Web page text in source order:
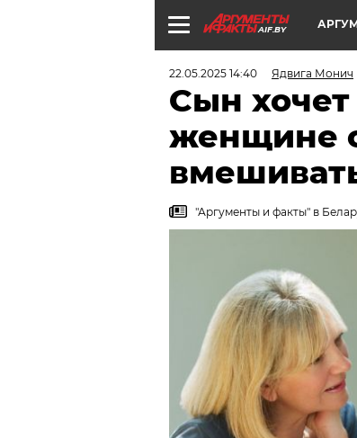
AIF.BY
22.05.2025 14:40 Ядвига Монич
Сын
женщине
"Аргументы и факты" в